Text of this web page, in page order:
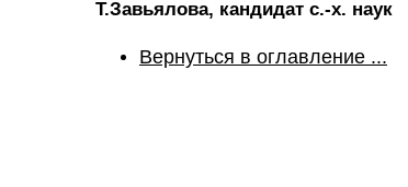
Т.Завьялова, кандидат с.-х. наук
Вернуться в оглавление ...